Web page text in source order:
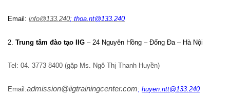
Email: info@133.240; thoa.nt@133.240
2. Trung tâm đào tạo IIG – 24 Nguyên Hồng – Đống Đa – Hà Nội
Tel: 04. 3773 8400 (gặp Ms. Ngô Thị Thanh Huyền)
Email:admission@iigtrainingcenter.com; huyen.ntt@133.240